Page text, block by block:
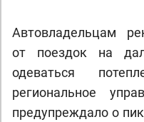
Автовладельцам
от поездок на
одеваться
региональное
предупреждало о